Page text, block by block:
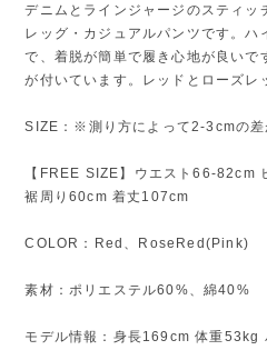
デニムとラインジャージのスティッ
レッグ・カジュアルパンツです。ハ
で、着脱が簡単で履き心地が良いで
が付いています。レッドとローズレ
SIZE：※測り方によって2-3cmの差
【FREE SIZE】ウエスト66-82cm
裾周り60cm 着丈107cm
COLOR：Red、RoseRed(Pink)
素材：ポリエステル60%、綿40%
モデル情報：身長169cm 体重53kg